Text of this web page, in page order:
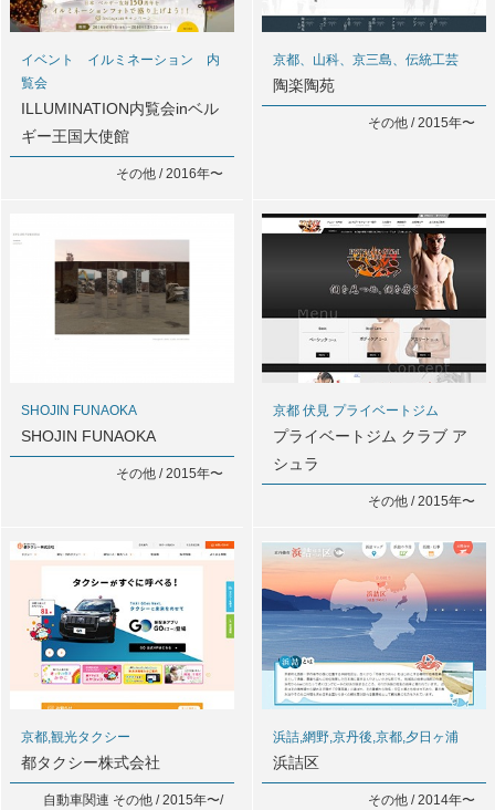
イベント イルミネーション 内
覧会
ILLUMINATION内覧会inベル
ギー王国大使館
その他 / 2016年〜
京都、山科、京三島、伝統工芸
陶楽陶苑
その他 / 2015年〜
SHOJIN FUNAOKA
SHOJIN FUNAOKA
その他 / 2015年〜
京都 伏見 プライベートジム
プライベートジム クラブ ア
シュラ
その他 / 2015年〜
京都,観光タクシー
都タクシー株式会社
自動車関連 その他 / 2015年〜/
浜詰,網野,京丹後,京都,夕日ヶ浦
浜詰区
その他 / 2014年〜